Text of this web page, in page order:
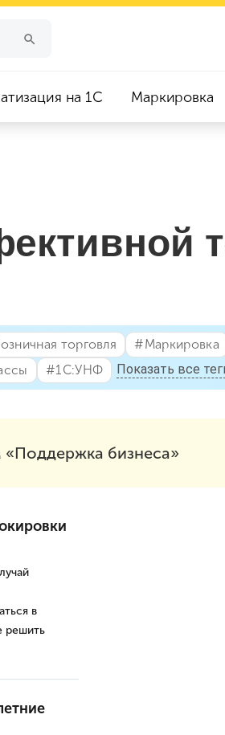
на 1С Маркировка
торговля #⁣Маркировка
#⁣1С:УНФ Показать все
бизнеса»
в
решить